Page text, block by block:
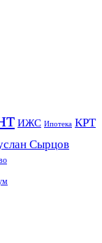
ИЖС Ипотека КРТ
Сырцов